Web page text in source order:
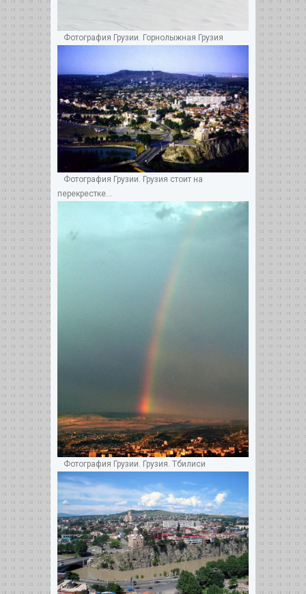
Фотография Грузии. Горнолыжная Грузия
Фотография Грузии. Грузия стоит на
перекрестке...
Фотография Грузии. Грузия. Тбилиси